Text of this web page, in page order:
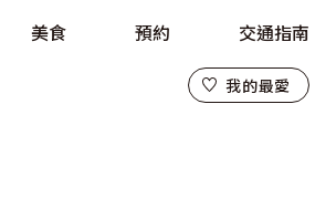
我的最愛
美食 預約
交通指南
我的最愛